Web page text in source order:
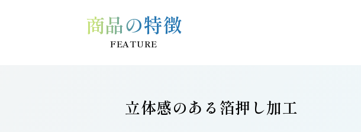
商品の特徴
FEATURE
立体感のある箔押し加工